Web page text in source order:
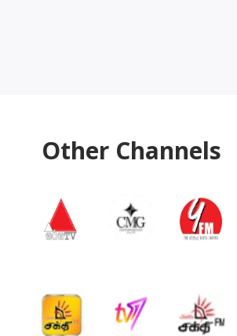
Other Channels